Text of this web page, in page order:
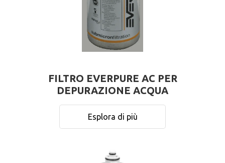
FILTRO EVERPURE AC PER
DEPURAZIONE ACQUA
Esplora di più